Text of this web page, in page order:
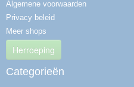
Algemene voorwaarden
Privacy beleid
Meer shops
Herroeping
Categorieën